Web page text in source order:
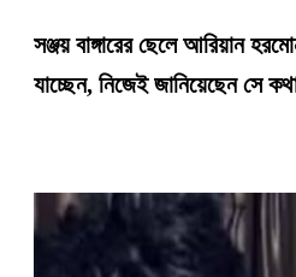
সঞ্জয় বাঙ্গারের ছেলে আরিয়ান
যাচ্ছেন, নিজেই জানিয়েছেন সে